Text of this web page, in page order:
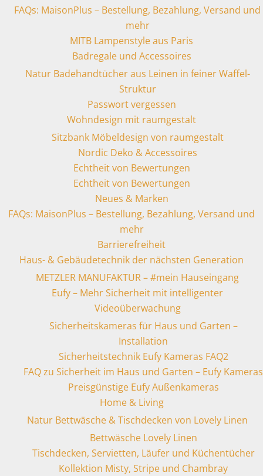
FAQs: MaisonPlus – Bestellung, Bezahlung, Versand und
mehr
MITB Lampenstyle aus Paris
Badregale und Accessoires
Natur Badehandtücher aus Leinen in feiner Waffel-
Struktur
Passwort vergessen
Wohndesign mit raumgestalt
Sitzbank Möbeldesign von raumgestalt
Nordic Deko & Accessoires
Echtheit von Bewertungen
Echtheit von Bewertungen
Neues & Marken
FAQs: MaisonPlus – Bestellung, Bezahlung, Versand und
mehr
Barrierefreiheit
Haus- & Gebäudetechnik der nächsten Generation
METZLER MANUFAKTUR – #mein Hauseingang
Eufy – Mehr Sicherheit mit intelligenter
Videoüberwachung
Sicherheitskameras für Haus und Garten –
Installation
Sicherheitstechnik Eufy Kameras FAQ2
FAQ zu Sicherheit im Haus und Garten – Eufy Kameras
Preisgünstige Eufy Außenkameras
Home & Living
Natur Bettwäsche & Tischdecken von Lovely Linen
Bettwäsche Lovely Linen
Tischdecken, Servietten, Läufer und Küchentücher
Kollektion Misty, Stripe und Chambray